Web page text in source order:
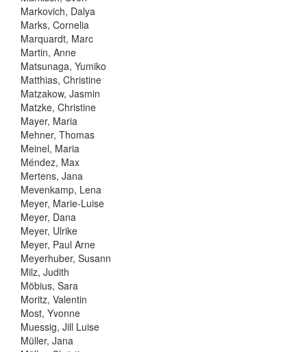
Markovich, Dalya
Marks, Cornelia
Marquardt, Marc
Martin, Anne
Matsunaga, Yumiko
Matthias, Christine
Matzakow, Jasmin
Matzke, Christine
Mayer, Maria
Mehner, Thomas
Meinel, Maria
Méndez, Max
Mertens, Jana
Mevenkamp, Lena
Meyer, Marie-Luise
Meyer, Dana
Meyer, Ulrike
Meyer, Paul Arne
Meyerhuber, Susann
Milz, Judith
Möbius, Sara
Moritz, Valentin
Most, Yvonne
Muessig, Jill Luise
Müller, Jana